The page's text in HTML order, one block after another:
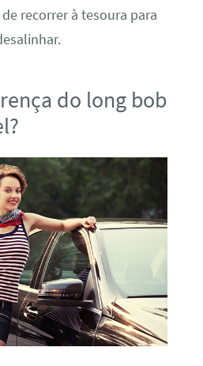
recorrer à tesoura para
do long bob